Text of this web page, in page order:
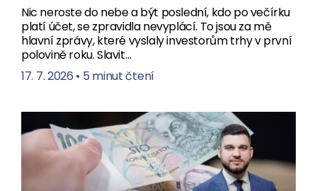
Nic neroste do nebe a být poslední, kdo po večírku
platí účet, se zpravidla nevyplácí. To jsou za mě
hlavní zprávy, které vyslaly investorům trhy v první
polovině roku. Slavit…
17. 7. 2026 • 5 minut čtení